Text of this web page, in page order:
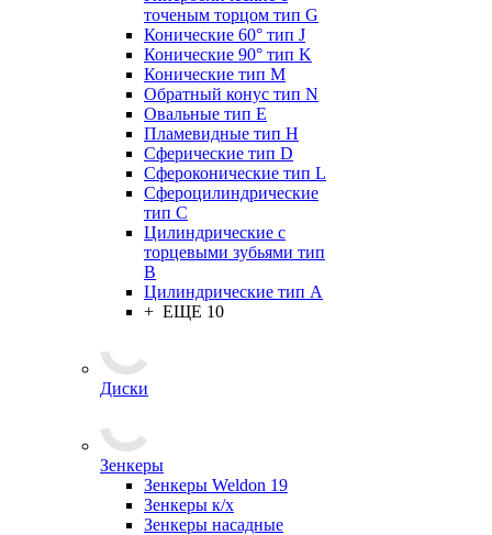
точеным торцом тип G
Конические 60° тип J
Конические 90° тип K
Конические тип M
Обратный конус тип N
Овальные тип E
Пламевидные тип H
Сферические тип D
Сфероконические тип L
Сфероцилиндрические
тип C
Цилиндрические с
торцевыми зубьями тип
B
Цилиндрические тип А
+ ЕЩЕ 10
Диски
Зенкеры
Зенкеры Weldon 19
Зенкеры к/х
Зенкеры насадные